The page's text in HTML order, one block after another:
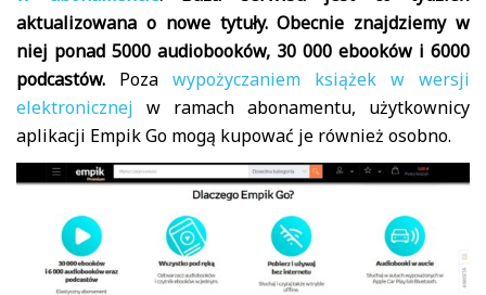
aktualizowana o nowe tytuły. Obecnie znajdziemy w
niej ponad 5000 audiobooków, 30 000 ebooków i 6000
podcastów. Poza wypożyczaniem książek w wersji
elektronicznej w ramach abonamentu, użytkownicy
aplikacji Empik Go mogą kupować je również osobno.